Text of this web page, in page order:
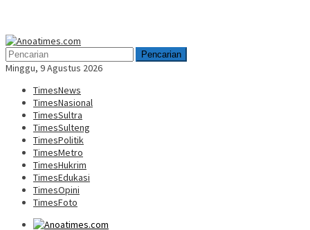
Menu
Mobile
Pencarian
Minggu, 9 Agustus 2026
TimesNews
TimesNasional
TimesSultra
TimesSulteng
TimesPolitik
TimesMetro
TimesHukrim
TimesEdukasi
TimesOpini
TimesFoto